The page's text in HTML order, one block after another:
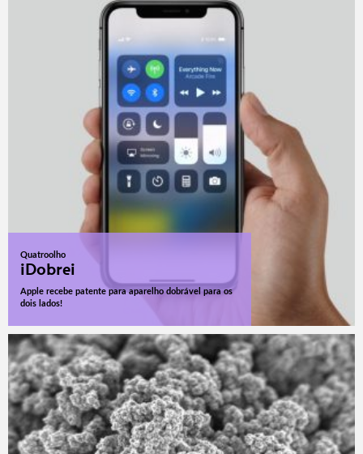
Quatroolho
iDobrei
Apple recebe patente para aparelho dobrável para os
dois lados!